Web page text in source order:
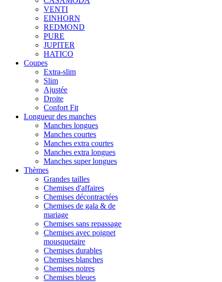
VENTI
EINHORN
REDMOND
PURE
JUPITER
HATICO
Coupes
Extra-slim
Slim
Ajustée
Droite
Confort Fit
Longueur des manches
Manches longues
Manches courtes
Manches extra courtes
Manches extra longues
Manches super longues
Thèmes
Grandes tailles
Chemises d'affaires
Chemises décontractées
Chemises de gala & de
mariage
Chemises sans repassage
Chemises avec poignet
mousquetaire
Chemises durables
Chemises blanches
Chemises noires
Chemises bleues